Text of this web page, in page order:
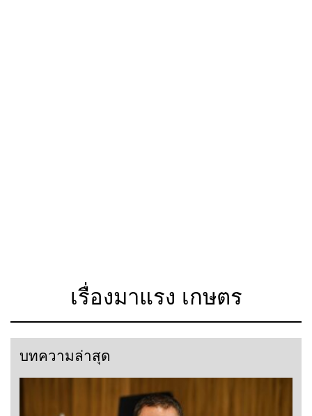
เรื่องมาแรง เกษตร
บทความล่าสุด